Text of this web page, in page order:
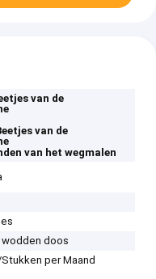
van de
van de
van het wegmalen
wodden doos
per Maand